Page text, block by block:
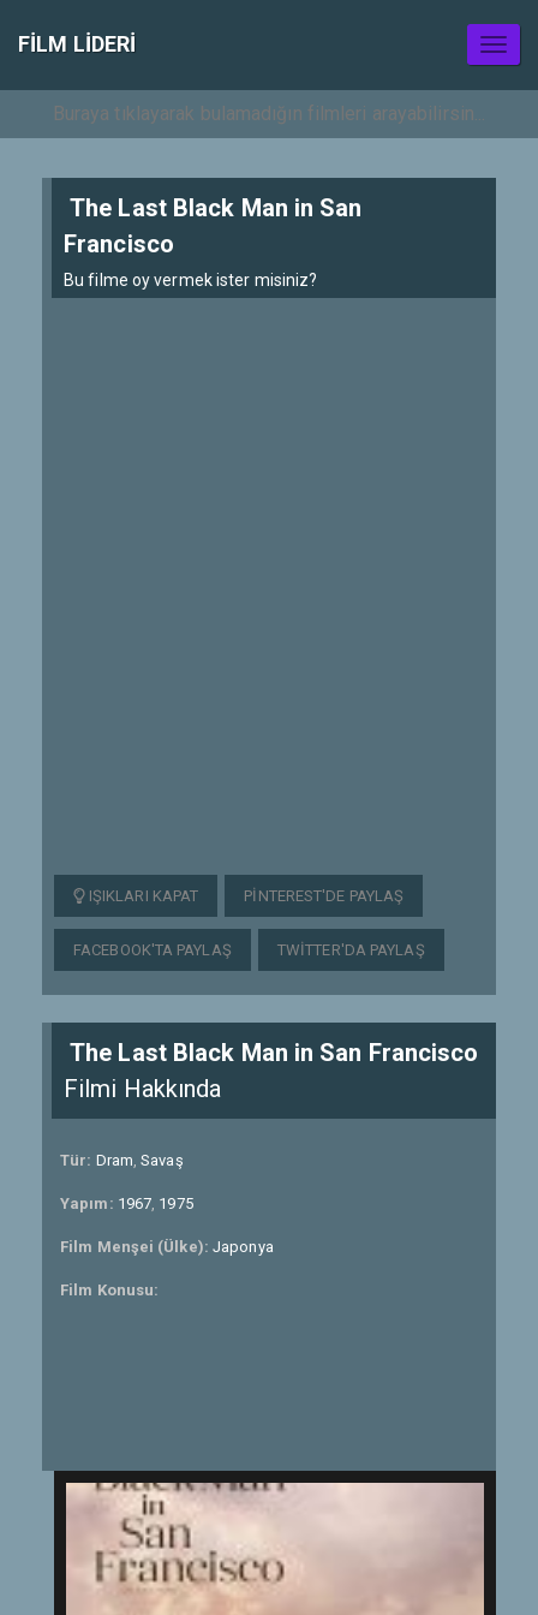
FILM LIDERI
The Last Black Man in San
Francisco
Bu filme oy vermek ister misiniz?
IŞIKLARI KAPAT PINTEREST'DE PAYLAŞ
FACEBOOK'TA PAYLAŞ TWITTER'DA PAYLAŞ
The Last Black Man in San Francisco
Filmi Hakkında
Tür: Dram,Savaş
Yapım: 1967, 1975
Film Menşei (Ülke): Japonya
Film Konusu: